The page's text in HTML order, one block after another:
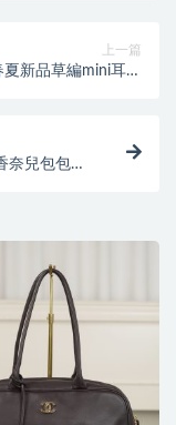
上一篇
新品草編mini耳機
奈兒包包女